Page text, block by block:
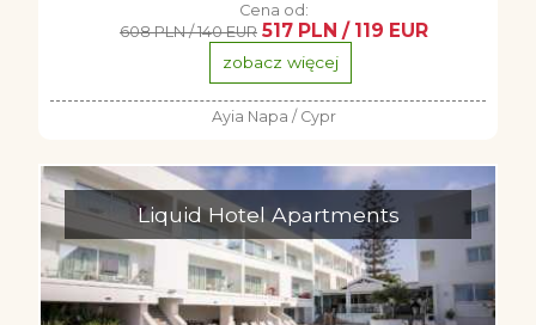
Cena od:
608 PLN / 140 EUR 517 PLN / 119 EUR
zobacz więcej
Ayia Napa / Cypr
Liquid Hotel Apartments